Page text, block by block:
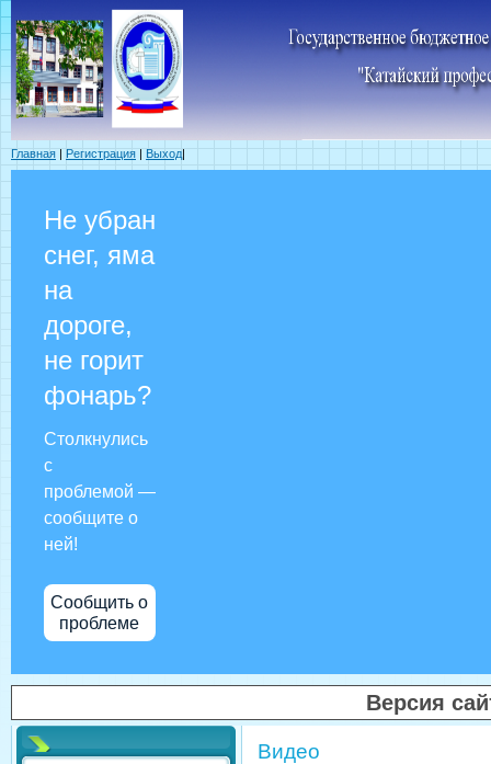
Главная | Регистрация | Выход|
Не убран
снег, яма
на
дороге,
не горит
фонарь?
Столкнулись
с
проблемой —
сообщите о
ней!
Сообщить о
проблеме
Версия
Видео